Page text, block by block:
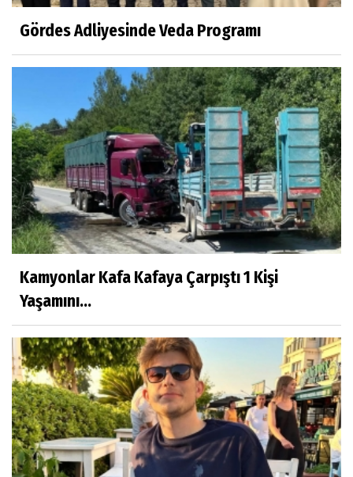
Gördes Adliyesinde Veda Programı
Kamyonlar Kafa Kafaya Çarpıştı 1 Kişi
Yaşamını...